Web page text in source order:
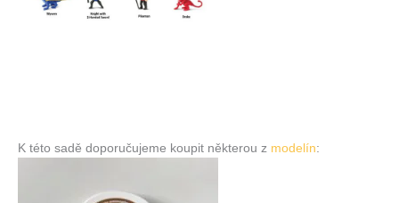
K této sadě doporučujeme koupit některou z modelín: